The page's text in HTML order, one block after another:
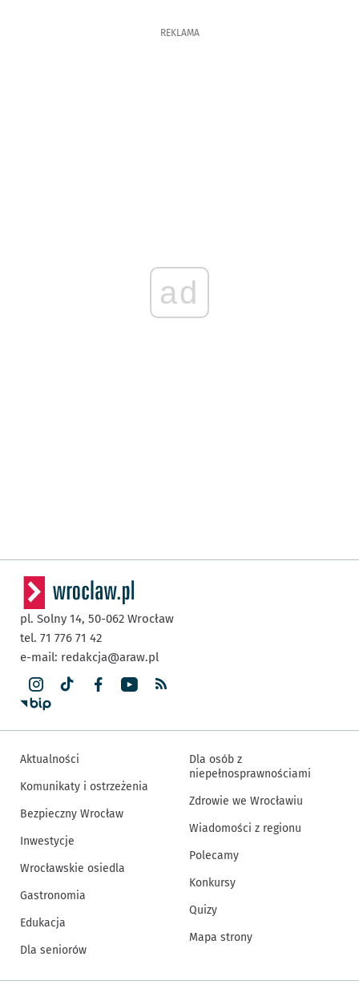
REKLAMA
ad
pl. Solny 14, 50-062 Wrocław
tel. 71 776 71 42
e-mail: redakcja@araw.pl
Aktualności
Komunikaty i ostrzeżenia
Bezpieczny Wrocław
Inwestycje
Wrocławskie osiedla
Gastronomia
Edukacja
Dla seniorów
Dla osób z
niepełnosprawnościami
Zdrowie we Wrocławiu
Wiadomości z regionu
Polecamy
Konkursy
Quizy
Mapa strony